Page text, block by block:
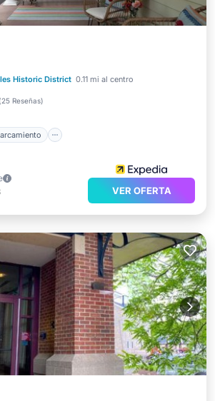
Historic District 0.11 mi al centro
(25 Reseñas)
Aparcamiento
Spa
VER OFERTA